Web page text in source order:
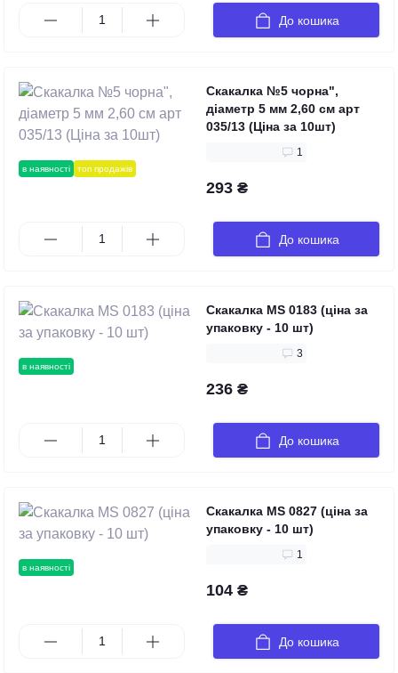
До кошика
в наявності топ продажів
Скакалка №5 чорна",
діаметр 5 мм 2,60 см арт
035/13 (Ціна за 10шт)
1
293 ₴
До кошика
в наявності
Скакалка MS 0183 (ціна за
упаковку - 10 шт)
3
236 ₴
До кошика
в наявності
Скакалка MS 0827 (ціна за
упаковку - 10 шт)
1
104 ₴
До кошика